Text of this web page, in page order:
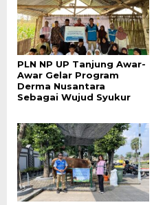
PLN NP UP Tanjung Awar-
Awar Gelar Program
Derma Nusantara
Sebagai Wujud Syukur